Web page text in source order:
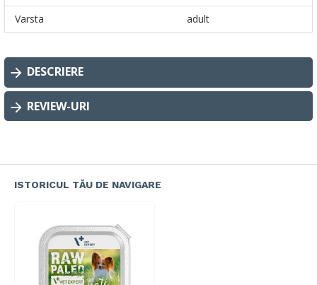
Varsta
adult
DESCRIERE
REVIEW-URI
ISTORICUL TĂU DE NAVIGARE